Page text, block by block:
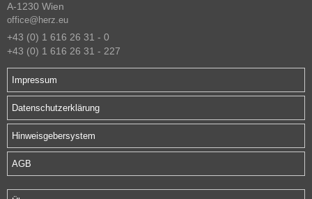
A-1230 Wien
office@herz.eu
+43 (0) 1 616 26 31 - 0
+43 (0) 1 616 26 31 - 227
Impressum
Datenschutzerklärung
Hinweisgebersystem
AGB